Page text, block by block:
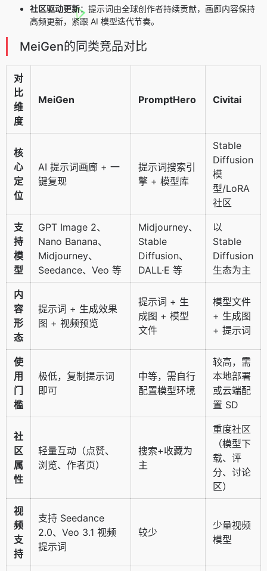
社区驱动更新：提示词由全球创作者持续贡献，画廊内容保持
高频更新，紧跟 AI 模型迭代节奏。
MeiGen的同类竞品对比
对
比
维
度
MeiGen PromptHero Civitai
核
心
定
位
AI 提示词画廊 + 一
键复现
提示词搜索引
擎 + 模型库
Stable
Diffusion
模
型/LoRA
社区
支
持
模
型
GPT Image 2、
Nano Banana、
Midjourney、
Seedance、Veo 等
Midjourney、
Stable
Diffusion、
DALL·E 等
以
Stable
Diffusion
生态为主
内
容
形
态
提示词 + 生成效果
图 + 视频预览
提示词 + 生
成图 + 模型
文件
模型文件
+ 生成图
+ 提示词
使
用
门
槛
极低，复制提示词
即可
中等，需自行
配置模型环境
较高，需
本地部署
或云端配
置 SD
社
区
属
性
轻量互动（点赞、
浏览、作者页）
搜索+收藏为
主
重度社区
（模型下
载、评
分、讨论
区）
视
频
支
持
支持 Seedance
2.0、Veo 3.1 视频
提示词
较少
少量视频
模型